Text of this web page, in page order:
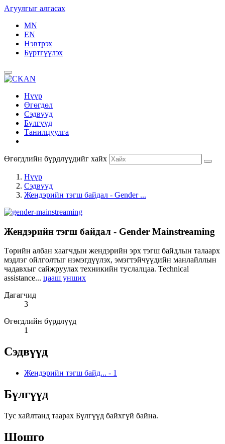
Агуулгыг алгасах
MN
EN
Нэвтрэх
Бүртгүүлэх
Нүүр
Өгөгдөл
Сэдвүүд
Бүлгүүд
Танилцуулга
Өгөгдлийн бүрдлүүдийг хайх
Нүүр
Сэдвүүд
Жендэрийн тэгш байдал - Gender ...
Жендэрийн тэгш байдал - Gender Mainstreaming
Төрийн албан хаагчдын жендэрийн эрх тэгш байдлын талаарх
мэдлэг ойлголтыг нэмэгдүүлэх, эмэгтэйчүүдийн манлайллын
чадавхыг сайжруулах техникийн туслалцаа. Technical
assistance... цааш унших
Дагагчид
3
Өгөгдлийн бүрдлүүд
1
Сэдвүүд
Жендэрийн тэгш байд... - 1
Бүлгүүд
Тус хайлтанд таарах Бүлгүүд байхгүй байна.
Шошго